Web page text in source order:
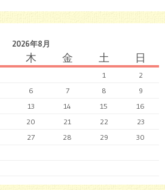
2026年8月
木 金 土 日
1
2
6 7 8
9
13 14 15
16
20 21 22
23
27 28 29
30